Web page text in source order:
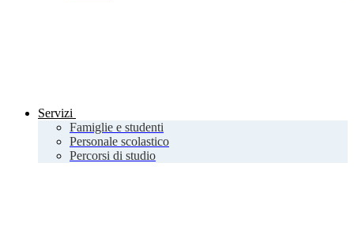
Servizi
Famiglie e studenti
Personale scolastico
Percorsi di studio